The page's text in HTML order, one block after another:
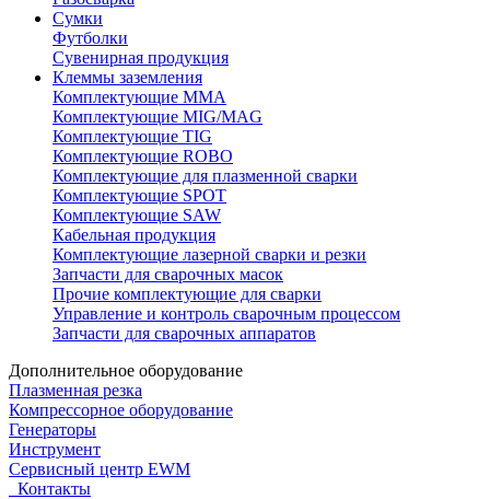
Сумки
Футболки
Сувенирная продукция
Клеммы заземления
Комплектующие ММА
Комплектующие MIG/MAG
Комплектующие TIG
Комплектующие ROBO
Комплектующие для плазменной сварки
Комплектующие SPOT
Комплектующие SAW
Кабельная продукция
Комплектующие лазерной сварки и резки
Запчасти для сварочных масок
Прочие комплектующие для сварки
Управление и контроль сварочным процессом
Запчасти для сварочных аппаратов
Дополнительное оборудование
Плазменная резка
Компрессорное оборудование
Генераторы
Инструмент
Сервисный центр EWM
Контакты